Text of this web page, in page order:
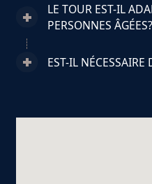
LE TOUR EST-IL
PERSONNES ÂGÉES?
EST-IL NÉCESSAIRE